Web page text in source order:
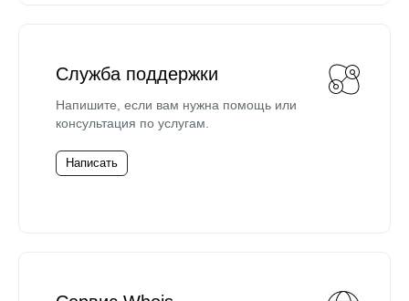
Служба поддержки
Напишите, если вам нужна помощь или
консультация по услугам.
Написать